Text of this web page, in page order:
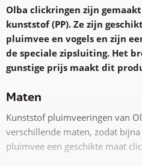
Olba clickringen zijn
kunststof (PP). Ze zijn
pluimvee en vogels en zijn
de speciale zipsluiting. Het
gunstige prijs maakt dit
Maten
Kunststof pluimveeringen van
verschillende maten, zodat
pluimvee een geschikte maat